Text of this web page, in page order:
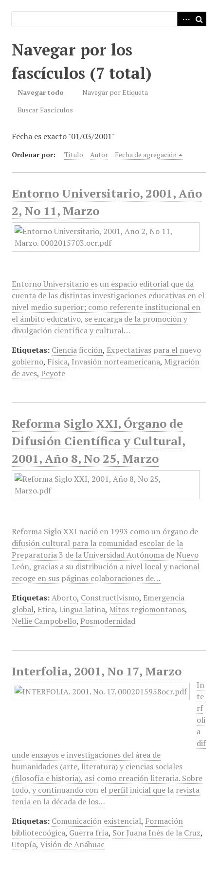
Navegar por los
fascículos (7 total)
Navegar todo
Navegar por Etiqueta
Buscar Fascículos
Fecha es exacto "01/03/2001"
Ordenar por: Título Autor Fecha de agregación
Entorno Universitario, 2001, Año
2, No 11, Marzo
Entorno Universitario es un espacio editorial que da
cuenta de las distintas investigaciones educativas en el
nivel medio superior; como referente institucional en
el ámbito educativo, se encarga de la promoción y
divulgación científica y cultural…
Etiquetas: Ciencia ficción, Expectativas para el nuevo
gobierno, Física, Invasión norteamericana, Migración
de aves, Peyote
Reforma Siglo XXI, Órgano de
Difusión Científica y Cultural,
2001, Año 8, No 25, Marzo
Reforma Siglo XXI nació en 1993 como un órgano de
difusión cultural para la comunidad escolar de la
Preparatoria 3 de la Universidad Autónoma de Nuevo
León, gracias a su distribución a nivel local y nacional
recoge en sus páginas colaboraciones de…
Etiquetas: Aborto, Constructivismo, Emergencia
global, Etica, Lingua latina, Mitos regiomontanos,
Nellie Campobello, Posmodernidad
Interfolia, 2001, No 17, Marzo
In
te
rf
oli
a
dif
unde ensayos e investigaciones del área de
humanidades (arte, literatura) y ciencias sociales
(filosofía e historia), así como creación literaria. Sobre
todo, y continuando con el perfil inicial que la revista
tenía en la década de los…
Etiquetas: Comunicación existencial, Formación
bibliotecoógica, Guerra fría, Sor Juana Inés de la Cruz,
Utopía, Visión de Anáhuac